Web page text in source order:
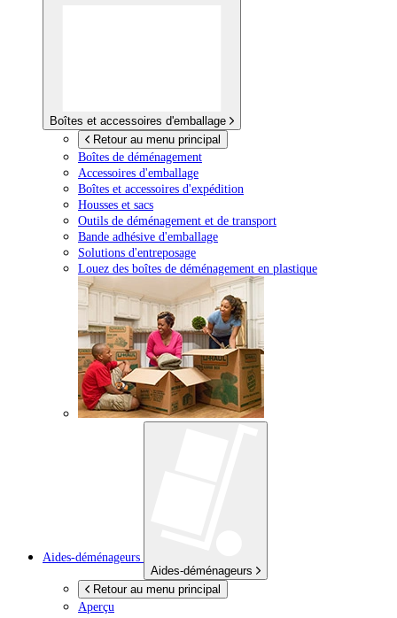
Boîtes et accessoires d'emballage
Retour au menu principal
Boîtes de déménagement
Accessoires d'emballage
Boîtes et accessoires d'expédition
Housses et sacs
Outils de déménagement et de transport
Bande adhésive d'emballage
Solutions d'entreposage
Louez des boîtes de déménagement en plastique
Aides-déménageurs
Aides-déménageurs
Retour au menu principal
Aperçu